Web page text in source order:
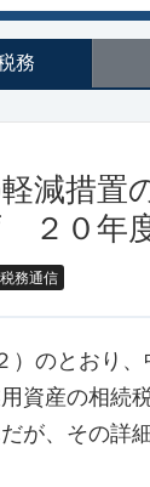
務
減措置
２０年
務通信
のとおり、
資産の相続
が、その詳